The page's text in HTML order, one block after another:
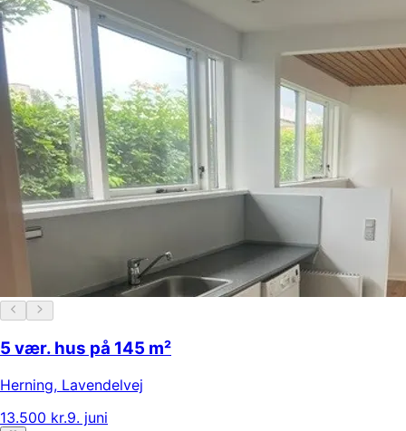
5 vær. hus på 145 m²
Herning, Lavendelvej
13.500 kr.9. juni